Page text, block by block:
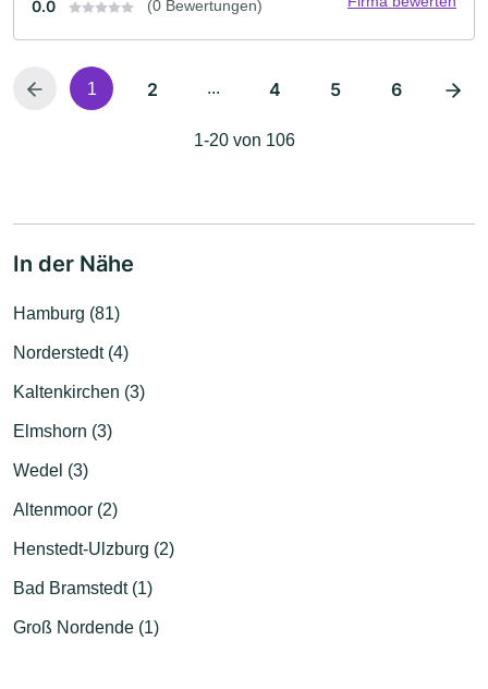
0.0 (0 Bewertungen)
1 2 ... 4 5 6
1-20 von 106
In der Nähe
Hamburg (81)
Norderstedt (4)
Kaltenkirchen (3)
Elmshorn (3)
Wedel (3)
Altenmoor (2)
Henstedt-Ulzburg (2)
Bad Bramstedt (1)
Groß Nordende (1)